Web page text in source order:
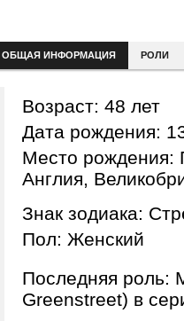
ОБЩАЯ ИНФОРМАЦИЯ РОЛИ
Возраст: 48 лет
Дата рождения:
Место рождения:
Англия,
Знак зодиака:
Пол: Женский
Последняя роль:
Greenstreet) в